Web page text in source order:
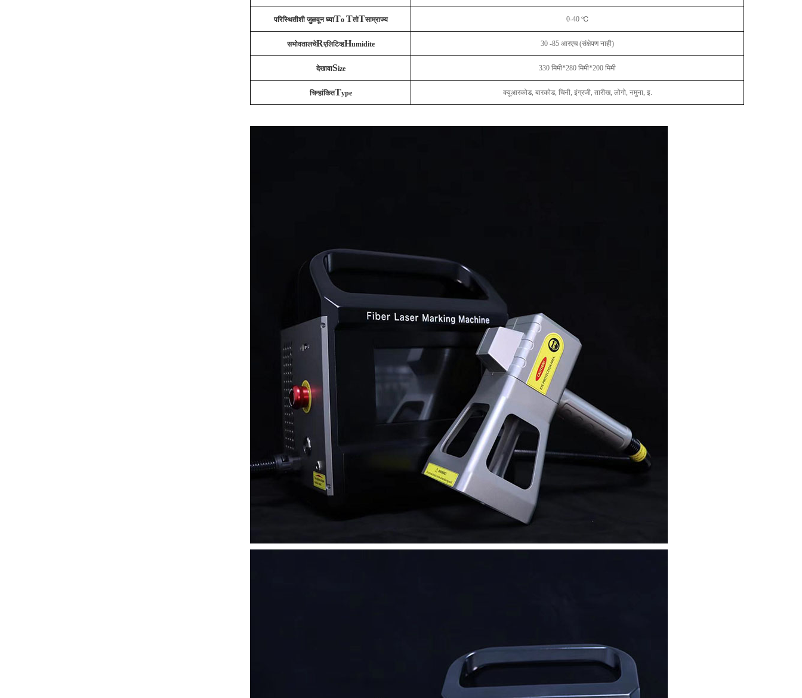
परिस्थितीशी जुळवून घ्याTo TतोTसाम्राज्य 0-40 ℃
सभोवतालचेRएलिटिव्हHumidite 30 -85 आरएच (संक्षेपण नाही)
देखावाSize 330 मिमी*280 मिमी*200 मिमी
चिन्हांकितType क्यूआरकोड, बारकोड, चिनी, इंग्रजी, तारीख, लोगो, नमुना, इ.